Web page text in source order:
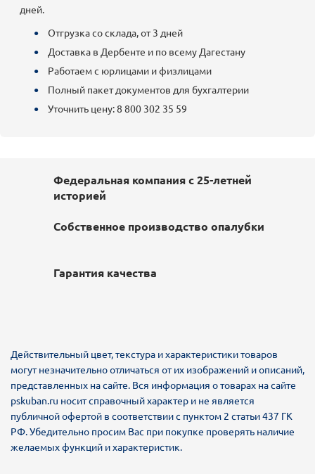
дней.
Отгрузка со склада, от 3 дней
Доставка в Дербенте и по всему Дагестану
Работаем с юрлицами и физлицами
Полный пакет документов для бухгалтерии
Уточнить цену: 8 800 302 35 59
Федеральная компания с 25-летней
историей
Собственное производство опалубки
Гарантия качества
Действительный цвет, текстура и характеристики товаров
могут незначительно отличаться от их изображений и описаний,
представленных на сайте. Вся информация о товарах на сайте
pskuban.ru носит справочный характер и не является
публичной офертой в соответствии с пунктом 2 статьи 437 ГК
РФ. Убедительно просим Вас при покупке проверять наличие
желаемых функций и характеристик.